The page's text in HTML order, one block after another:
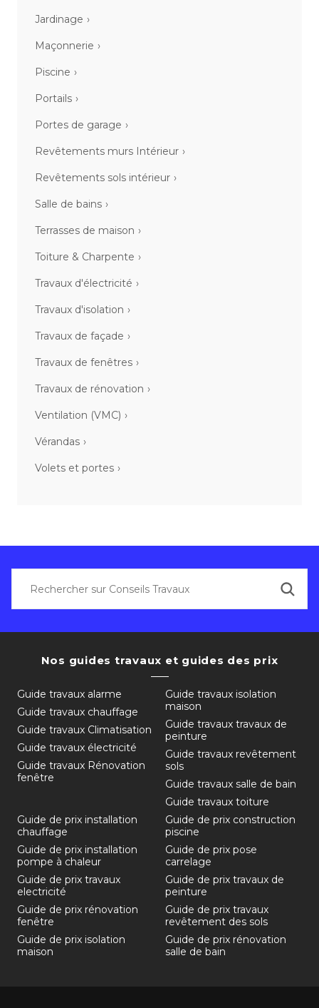
Jardinage
Maçonnerie
Piscine
Portails
Portes de garage
Revêtements murs Intérieur
Revêtements sols intérieur
Salle de bains
Terrasses de maison
Toiture & Charpente
Travaux d'électricité
Travaux d'isolation
Travaux de façade
Travaux de fenêtres
Travaux de rénovation
Ventilation (VMC)
Vérandas
Volets et portes
Nos guides travaux et guides des prix
Guide travaux alarme
Guide travaux chauffage
Guide travaux Climatisation
Guide travaux électricité
Guide travaux Rénovation
fenêtre
Guide travaux isolation
maison
Guide travaux travaux de
peinture
Guide travaux revêtement
sols
Guide travaux salle de bain
Guide travaux toiture
Guide de prix installation
chauffage
Guide de prix installation
pompe à chaleur
Guide de prix travaux
electricité
Guide de prix rénovation
fenêtre
Guide de prix isolation
maison
Guide de prix construction
piscine
Guide de prix pose
carrelage
Guide de prix travaux de
peinture
Guide de prix travaux
revêtement des sols
Guide de prix rénovation
salle de bain